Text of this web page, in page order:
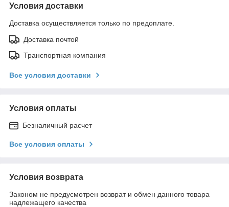
Условия доставки
Доставка осуществляется только по предоплате.
Доставка почтой
Транспортная компания
Все условия доставки
Условия оплаты
Безналичный расчет
Все условия оплаты
Условия возврата
Законом не предусмотрен возврат и обмен данного товара
надлежащего качества